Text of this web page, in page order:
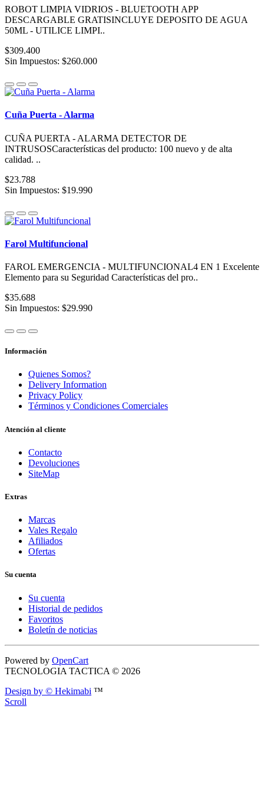
ROBOT LIMPIA VIDRIOS - BLUETOOTH APP
DESCARGABLE GRATISINCLUYE DEPOSITO DE AGUA
50ML - UTILICE LIMPI..
$309.400
Sin Impuestos: $260.000
Cuña Puerta - Alarma
CUÑA PUERTA - ALARMA DETECTOR DE
INTRUSOSCaracterísticas del producto: 100 nuevo y de alta
calidad. ..
$23.788
Sin Impuestos: $19.990
Farol Multifuncional
FAROL EMERGENCIA - MULTIFUNCIONAL4 EN 1 Excelente
Elemento para su Seguridad Características del pro..
$35.688
Sin Impuestos: $29.990
Información
Quienes Somos?
Delivery Information
Privacy Policy
Términos y Condiciones Comerciales
Atención al cliente
Contacto
Devoluciones
SiteMap
Extras
Marcas
Vales Regalo
Afiliados
Ofertas
Su cuenta
Su cuenta
Historial de pedidos
Favoritos
Boletín de noticias
Powered by OpenCart
TECNOLOGIA TACTICA © 2026
Design by © Hekimabi ™
Scroll